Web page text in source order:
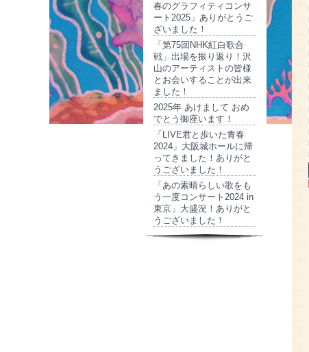
春のグラフィティコンサ
ート2025」ありがとうご
ざいました！
「第75回NHK紅白歌合
戦」出場を振り返り！沢
山のアーティストの皆様
とお会いすることが出来
ました！
2025年 あけまして おめ
でとう御座います！
「LIVE君と歩いた青春
2024」大阪城ホールに帰
ってきました！ありがと
うございました！
「あの素晴らしい歌をも
う一度コンサート2024 in
東京」大盛況！ありがと
うございました！